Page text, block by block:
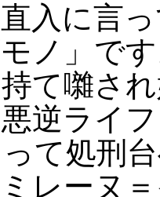
入に言っ
ノ」で
て囃さ
逆ライ
て処刑
レーヌ